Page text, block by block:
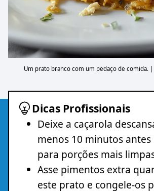
Um prato branco com um pedaço de comida.
Dicas Profissionais
Deixe a caçarola
menos 10 minutos
para porções mais
Asse pimentos extra
este prato e congele-os